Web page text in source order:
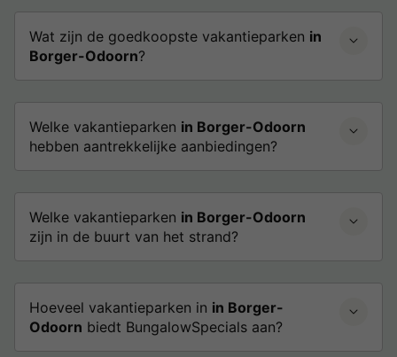
Wat zijn de goedkoopste vakantieparken in
Borger-Odoorn?
Welke vakantieparken in Borger-Odoorn
hebben aantrekkelijke aanbiedingen?
Welke vakantieparken in Borger-Odoorn
zijn in de buurt van het strand?
Hoeveel vakantieparken in in Borger-
Odoorn biedt BungalowSpecials aan?